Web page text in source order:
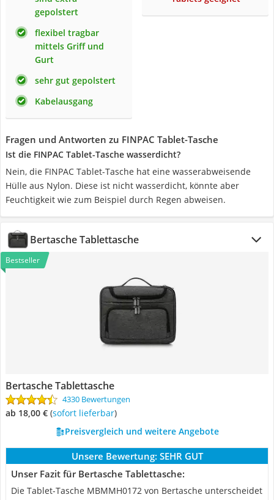
gepolstert
flexibel tragbar
mittels Griff und
Gurt
sehr gut gepolstert
Kabelausgang
Fragen und Antworten zu FINPAC Tablet-Tasche
Ist die FINPAC Tablet-Tasche wasserdicht?
Nein, die FINPAC Tablet-Tasche hat eine wasserabweisende
Hülle aus Nylon. Diese ist nicht wasserdicht, könnte aber
Feuchtigkeit wie zum Beispiel durch Regen abweisen.
Bertasche Tablettasche
Bestseller
Bertasche Tablettasche
4330 Bewertungen
ab 18,00 € ( Sofort lieferbar)
Preisvergleich und weitere Angebote
Unsere Bewertung: SEHR GUT
Unser Fazit für Bertasche Tablettasche:
Die Tablet-Tasche MBMMH0172 von Bertasche unterscheidet